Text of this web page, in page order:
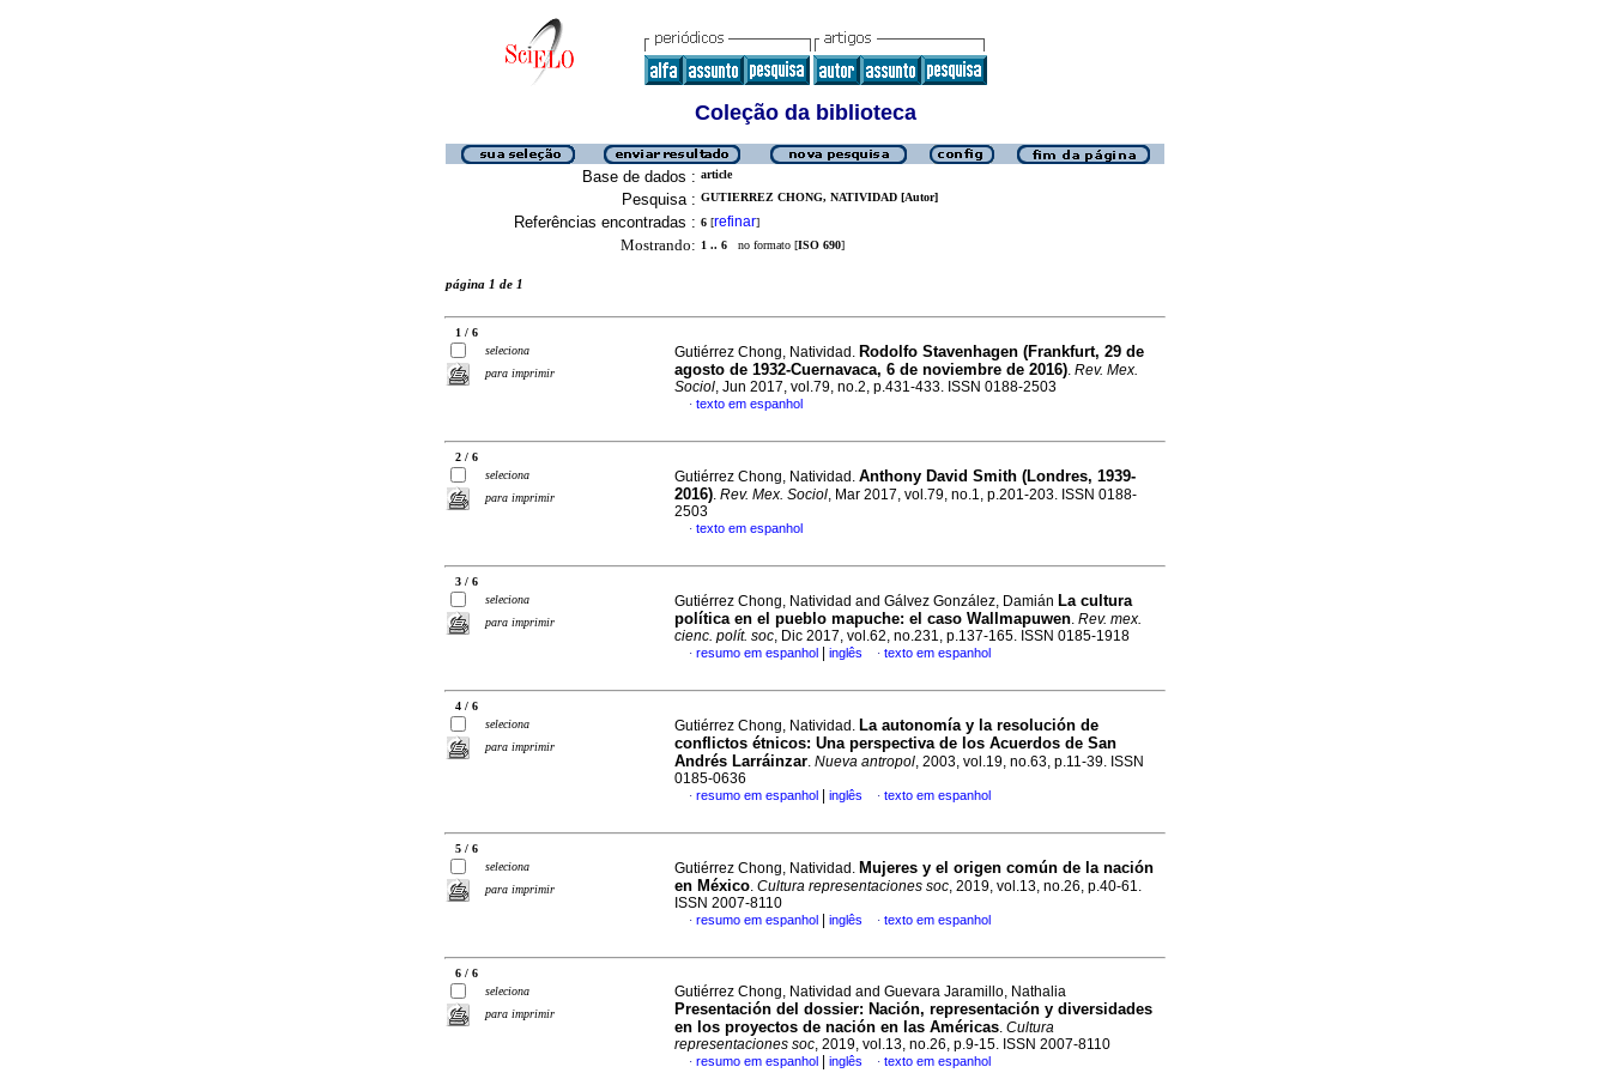
Coleção da biblioteca
Base de dados : article
Pesquisa : GUTIERREZ CHONG, NATIVIDAD [Autor]
Referências encontradas : 6 [refinar]
Mostrando: 1 .. 6 no formato [ISO 690]
página 1 de 1
1 / 6
seleciona
para imprimir
Gutiérrez Chong, Natividad. Rodolfo Stavenhagen (Frankfurt, 29 de
agosto de 1932-Cuernavaca, 6 de noviembre de 2016). Rev. Mex.
Sociol, Jun 2017, vol.79, no.2, p.431-433. ISSN 0188-2503
· texto em espanhol
2 / 6
seleciona
para imprimir
Gutiérrez Chong, Natividad. Anthony David Smith (Londres, 1939-
2016). Rev. Mex. Sociol, Mar 2017, vol.79, no.1, p.201-203. ISSN 0188-
2503
· texto em espanhol
3 / 6
seleciona
para imprimir
Gutiérrez Chong, Natividad and Gálvez González, Damián La cultura
política en el pueblo mapuche: el caso Wallmapuwen. Rev. mex.
cienc. polít. soc, Dic 2017, vol.62, no.231, p.137-165. ISSN 0185-1918
· resumo em espanhol inglês · texto em espanhol
4 / 6
seleciona
para imprimir
Gutiérrez Chong, Natividad. La autonomía y la resolución de
conflictos étnicos: Una perspectiva de los Acuerdos de San
Andrés Larráinzar. Nueva antropol, 2003, vol.19, no.63, p.11-39. ISSN
0185-0636
· resumo em espanhol inglês · texto em espanhol
5 / 6
seleciona
para imprimir
Gutiérrez Chong, Natividad. Mujeres y el origen común de la nación
en México. Cultura representaciones soc, 2019, vol.13, no.26, p.40-61.
ISSN 2007-8110
· resumo em espanhol inglês · texto em espanhol
6 / 6
seleciona
para imprimir
Gutiérrez Chong, Natividad and Guevara Jaramillo, Nathalia
Presentación del dossier: Nación, representación y diversidades
en los proyectos de nación en las Américas. Cultura
representaciones soc, 2019, vol.13, no.26, p.9-15. ISSN 2007-8110
· resumo em espanhol inglês · texto em espanhol